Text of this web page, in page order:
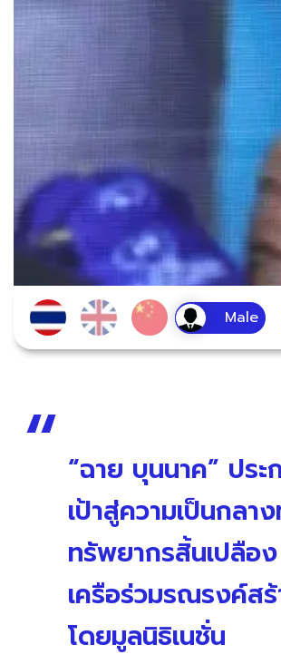
“ฉาย บุนนาค” ปร
เป้าสู่ความเป็นกล
ทรัพยากรสิ้นเปลือ
เครือร่วมรณรงค์ส
โดยมูลนิธิเนชั่น